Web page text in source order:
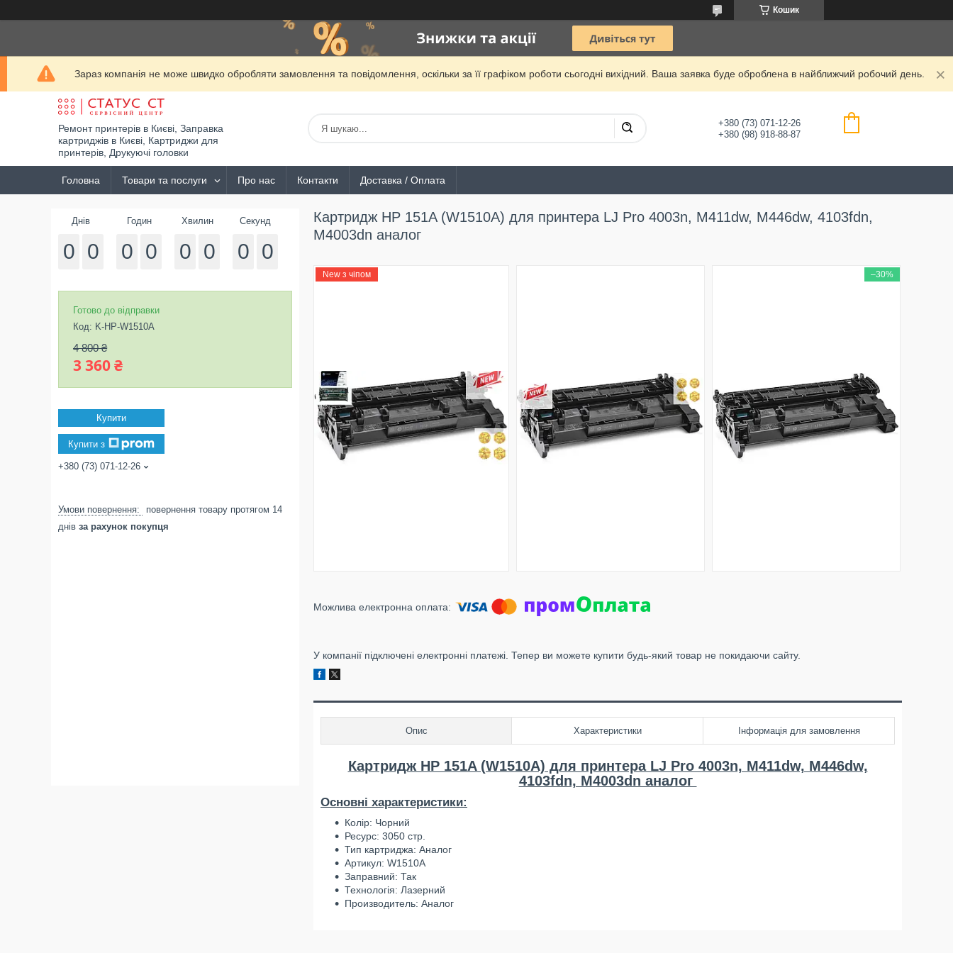
Кошик
Зараз компанія не може швидко обробляти замовлення та повідомлення, оскільки за її графіком роботи сьогодні вихідний. Ваша заявка буде оброблена в найближчий робочий день.
Ремонт принтерів в Києві, Заправка
картриджів в Києві, Картриджи для
принтерів, Друкуючі головки
+380 (73) 071-12-26
+380 (98) 918-88-87
Головна Товари та послуги Про нас Контакти Доставка / Оплата
Картридж HP 151A (W1510A) для принтера LJ Pro 4003n, M411dw, M446dw, 4103fdn,
M4003dn аналог
New з чіпом –30%
У компанії підключені електронні платежі. Тепер ви можете купити будь-який товар не покидаючи сайту.
Опис Характеристики Інформація для замовлення
Картридж HP 151A (W1510A) для принтера LJ Pro 4003n, M411dw, M446dw,
4103fdn, M4003dn аналог
Основні характеристики:
Колір: Чорний
Ресурс: 3050 стр.
Тип картриджа: Аналог
Артикул: W1510A
Заправний: Так
Технологія: Лазерний
Производитель: Аналог
Днів
0 0
Годин
0 0
Хвилин
0 0
Секунд
0 0
Готово до відправки
Код: K-HP-W1510A
4 800 ₴
3 360 ₴
Купити
Купити з
+380 (73) 071-12-26
повернення товару протягом 14
днів за рахунок покупця